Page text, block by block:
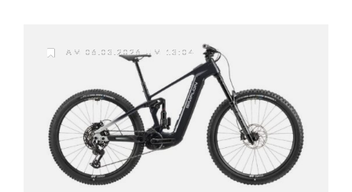
AM 06.03.2026 UM 13:04